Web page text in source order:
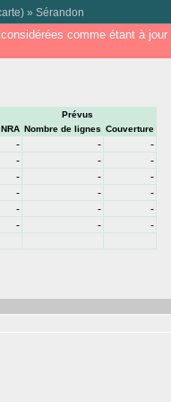
) » Sérandon
comme étant à
Prévus
NRA Nombre de lignes Couverture
- -
-
- -
-
- -
-
- -
-
- -
-
- -
-